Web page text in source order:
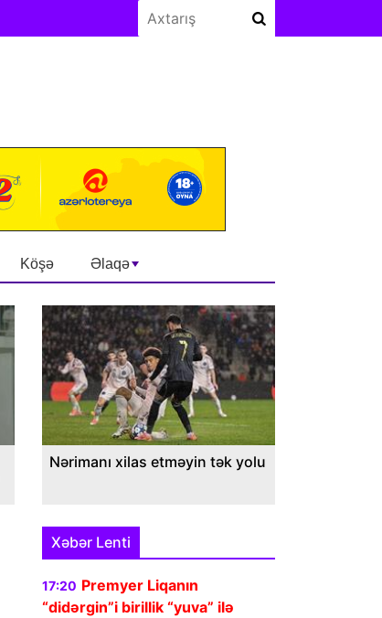
Köşə Əlaqə
Nərimanı xilas etməyin tək yolu
Xəbər Lenti
17:20 Premyer Liqanın
“didərgin”i birillik “yuva” ilə